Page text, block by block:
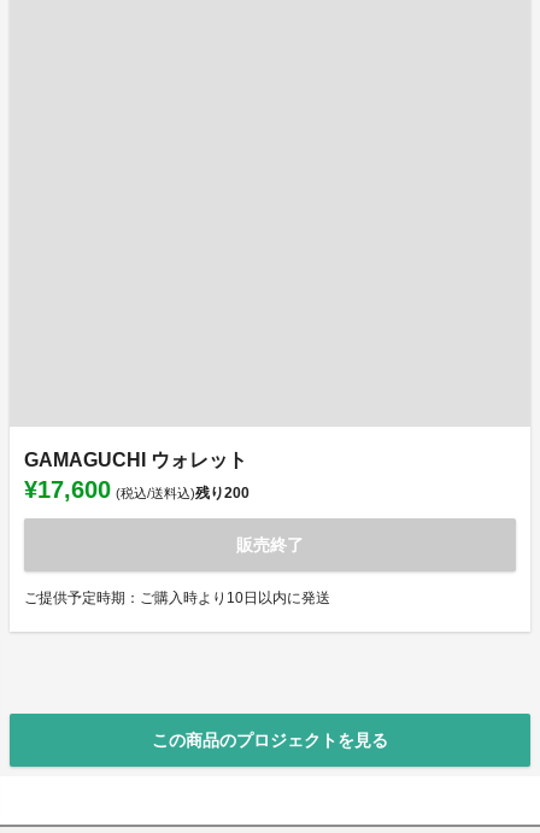
GAMAGUCHI ウォレット
¥17,600 (税込/送料込)残り200
販売終了
ご提供予定時期：ご購入時より10日以内に発送
この商品のプロジェクトを見る